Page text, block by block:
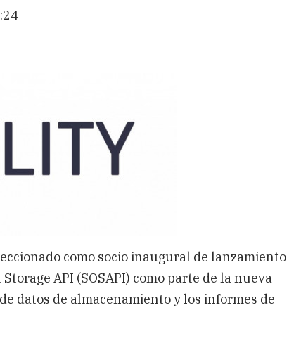
como socio inaugural de lanzamiento
API (SOSAPI) como parte de la nueva
datos de almacenamiento y los informes de